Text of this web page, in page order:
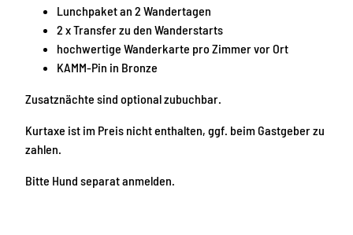
Lunchpaket an 2 Wandertagen
2 x Transfer zu den Wanderstarts
hochwertige Wanderkarte pro Zimmer vor Ort
KAMM-Pin in Bronze
Zusatznächte sind optional zubuchbar.
Kurtaxe ist im Preis nicht enthalten, ggf. beim Gastgeber zu
zahlen.
Bitte Hund separat anmelden.